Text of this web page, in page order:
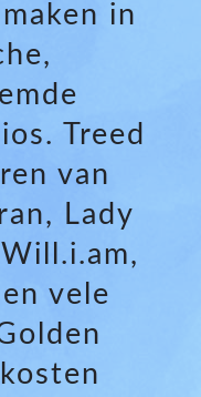
in
Treed
van
Lady
vele